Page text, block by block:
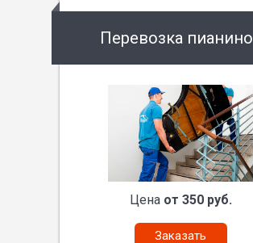
Перевозка пианино
Цена от 350 руб.
Заказать